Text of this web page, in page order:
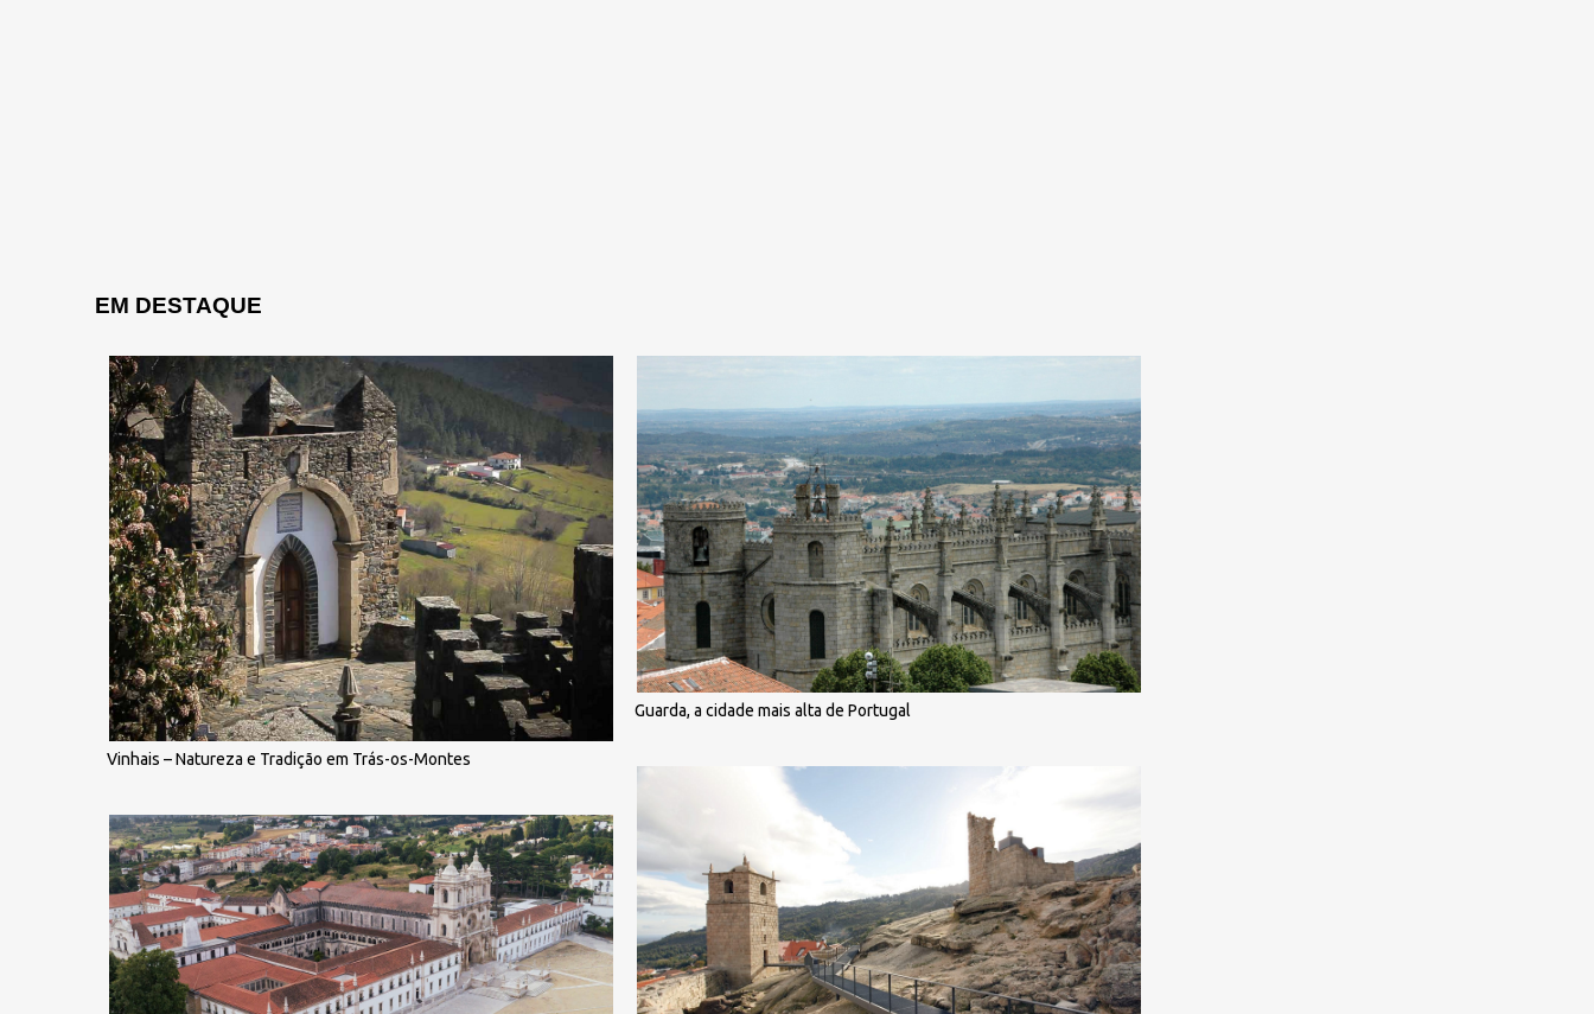
EM DESTAQUE
Vinhais – Natureza e Tradição em Trás-os-Montes
Guarda, a cidade mais alta de Portugal